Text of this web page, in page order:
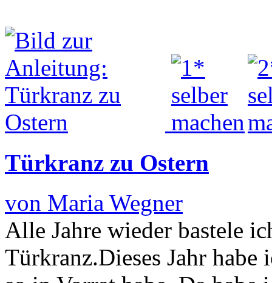
Türkranz zu Ostern
von Maria Wegner
Alle Jahre wieder bastele
Türkranz.Dieses Jahr habe